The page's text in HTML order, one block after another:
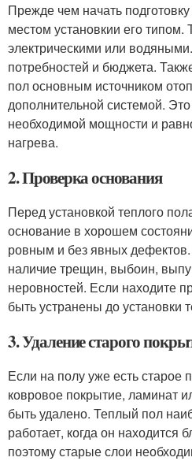
Прежде чем начать
местом установкии его
электрическими или
потребностей и бюджета.
пол основным источником
дополнительной системой.
необходимой мощности и
нагрева.
2. Проверка основания
Перед установкой теплого
основание в хорошем
ровным и без явных
наличие трещин, выбоин,
неровностей. Если находите
быть устранены до установки
3. Удаление старого
Если на полу уже есть старое
ковровое покрытие, ламинат
быть удалено. Теплый пол
работает, когда он находится
поэтому старые слои